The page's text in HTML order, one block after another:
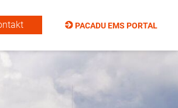
PACADU EMS PORTAL